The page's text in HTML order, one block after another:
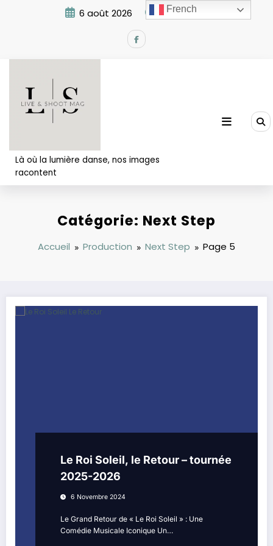
6 août 2026 2:45:17 AM
Là où la lumière danse, nos images
racontent
Catégorie: Next Step
Accueil Production Next Step Page 5
Le Roi Soleil, le Retour – tournée
2025-2026
6 Novembre 2024
Le Grand Retour de « Le Roi Soleil » : Une
Comédie Musicale Iconique Un…
French